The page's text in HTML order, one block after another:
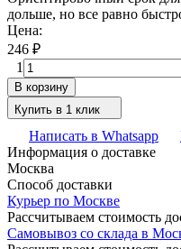
дольше, но все равно
Цена:
246 ₽
1
В корзину
Купить в 1 клик
Написать в Whatsapp
Информация о доставке
Москва
Способ доставки
Курьер по Москве
Рассчитываем стоимость
Самовывоз со склада в